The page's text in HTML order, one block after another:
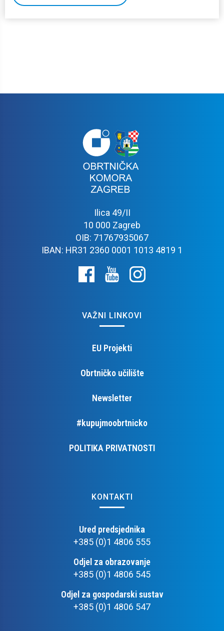
Ilica 49/II
10 000 Zagreb
OIB: 71767935067
IBAN: HR31 2360 0001 1013 4819 1
VAŽNI LINKOVI
EU Projekti
Obrtničko učilište
Newsletter
#kupujmoobrtnicko
POLITIKA PRIVATNOSTI
KONTAKTI
Ured predsjednika
+385 (0)1 4806 555
Odjel za obrazovanje
+385 (0)1 4806 545
Odjel za gospodarski sustav
+385 (0)1 4806 547